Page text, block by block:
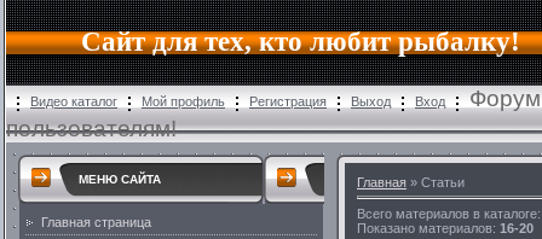
Сайт для тех, кто любит рыбалку!
Видео каталог Мой профиль Регистрация Выход Вход
Форум
пользователям!
МЕНЮ САЙТА
Главная страница
Главная » Статьи
Всего материалов в каталоге
Показано материалов: 16-20